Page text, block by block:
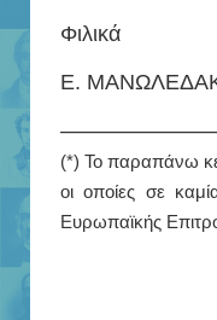
Φιλικά
Ε.
(*) Το παραπάνω
οι οποίες σε
Ευρωπαϊκής